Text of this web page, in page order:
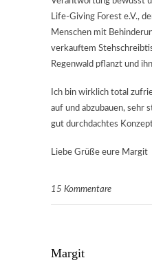
Life-Giving Forest e.V.,
Menschen mit
verkauftem
Regenwald pflanzt und
Ich bin wirklich total
auf und abzubauen, sehr
gut durchdachtes
Liebe Grüße eure Margit
15 Kommentare
Margit